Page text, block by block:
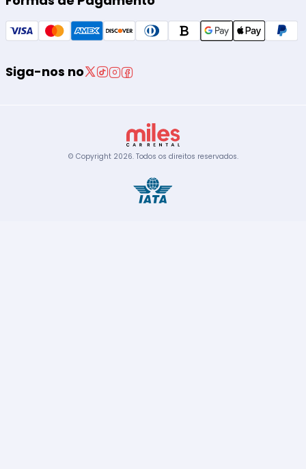
Siga-nos no
© Copyright 2026. Todos os direitos reservados.